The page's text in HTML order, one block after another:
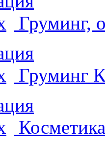
Груминг,
Груминг